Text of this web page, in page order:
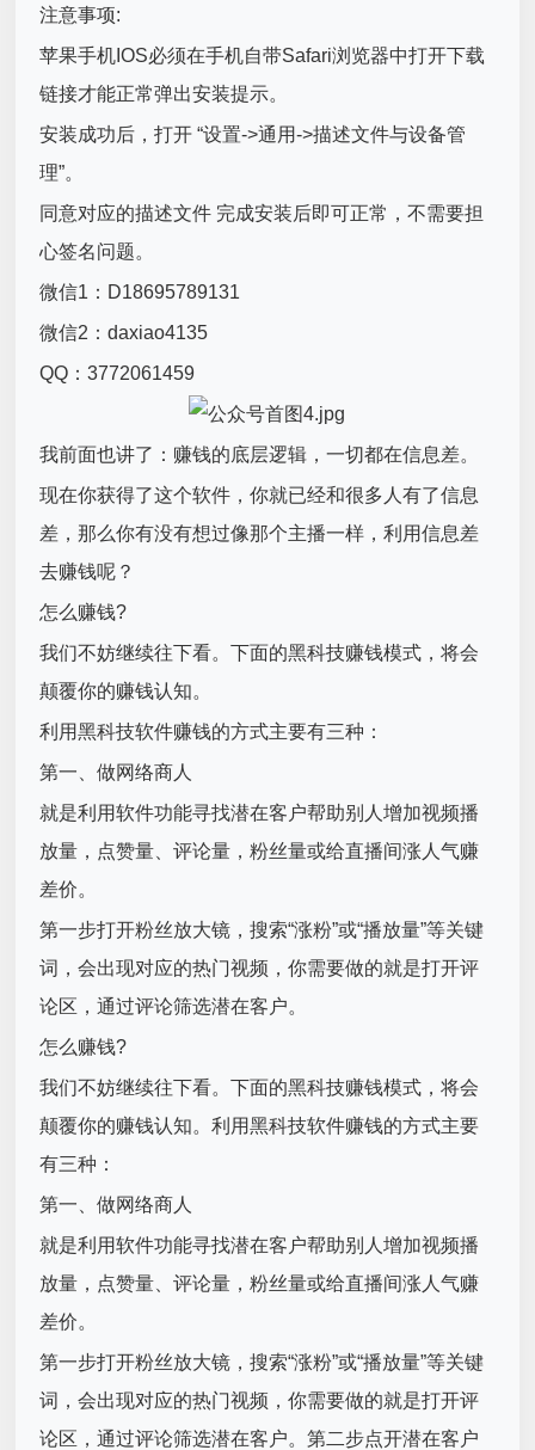
注意事项:
苹果手机IOS必须在手机自带Safari浏览器中打开下载
链接才能正常弹出安装提示。
安装成功后，打开 “设置->通用->描述文件与设备管
理”。
同意对应的描述文件 完成安装后即可正常，不需要担
心签名问题。
微信1：D18695789131
微信2：daxiao4135
QQ：3772061459
我前面也讲了：赚钱的底层逻辑，一切都在信息差。
现在你获得了这个软件，你就已经和很多人有了信息
差，那么你有没有想过像那个主播一样，利用信息差
去赚钱呢？
怎么赚钱?
我们不妨继续往下看。下面的黑科技赚钱模式，将会
颠覆你的赚钱认知。
利用黑科技软件赚钱的方式主要有三种：
第一、做网络商人
就是利用软件功能寻找潜在客户帮助别人增加视频播
放量，点赞量、评论量，粉丝量或给直播间涨人气赚
差价。
第一步打开粉丝放大镜，搜索“涨粉”或“播放量”等关键
词，会出现对应的热门视频，你需要做的就是打开评
论区，通过评论筛选潜在客户。
怎么赚钱?
我们不妨继续往下看。下面的黑科技赚钱模式，将会
颠覆你的赚钱认知。利用黑科技软件赚钱的方式主要
有三种：
第一、做网络商人
就是利用软件功能寻找潜在客户帮助别人增加视频播
放量，点赞量、评论量，粉丝量或给直播间涨人气赚
差价。
第一步打开粉丝放大镜，搜索“涨粉”或“播放量”等关键
词，会出现对应的热门视频，你需要做的就是打开评
论区，通过评论筛选潜在客户。第二步点开潜在客户